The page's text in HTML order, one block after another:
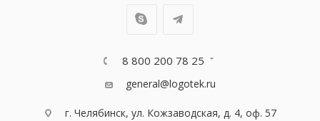
8 800 200 78 25
general@logotek.ru
г. Челябинск, ул. Кожзаводская, д. 4, оф. 57